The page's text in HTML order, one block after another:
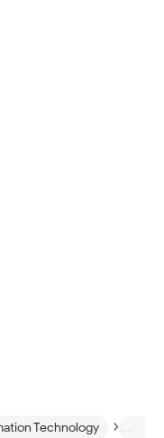
Technology ›